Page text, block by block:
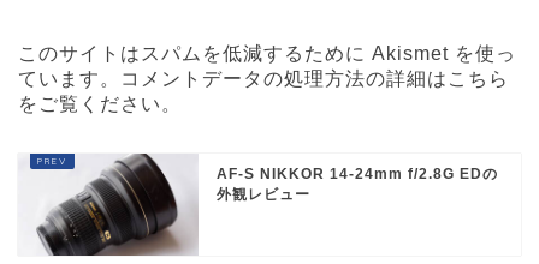
このサイトはスパムを低減するために Akismet を使っ
ています。
コメントデータの処理方法の詳細はこちら
をご覧ください 。
AF-S NIKKOR 14-24mm f/2.8G EDの
外観レビュー